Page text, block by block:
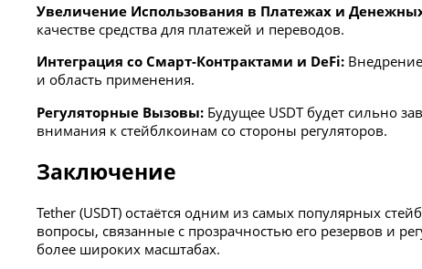
Увеличение Использования в Платежах и
качестве средства для платежей и переводов.
Интеграция со Смарт-Контрактами и DeFi:
и область применения.
Регуляторные Вызовы: Будущее USDT будет сильно
внимания к стейблкоинам со стороны регуляторов.
Заключение
Tether (USDT) остаётся одним из самых популярных
вопросы, связанные с прозрачностью его резервов и
более широких масштабах.